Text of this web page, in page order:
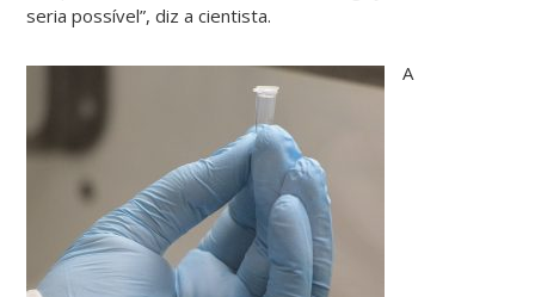
seria possível”, diz a cientista.
A